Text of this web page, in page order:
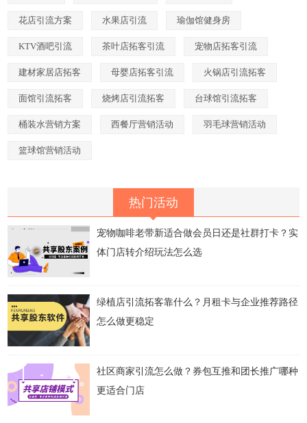
花店引流方案 水果店引流 瑜伽馆健身房
KTV酒吧引流 茶叶店拓客引流 宠物店拓客引流
建材家居店拓客 母婴店拓客引流 火锅店引流拓客
面馆引流拓客 烧烤店引流拓客 台球馆引流拓客
桶装水营销方案 西餐厅营销活动 羽毛球营销活动
篮球馆营销活动
热门活动
宠物咖啡老带新适合做会员日还是社群打卡？实
体门店转介绍玩法怎么选
绿植店引流拓客靠什么？月租卡与企业推荐路径
怎么做更稳定
社区商家引流怎么做？券包互推和团长推广哪种
更适合门店